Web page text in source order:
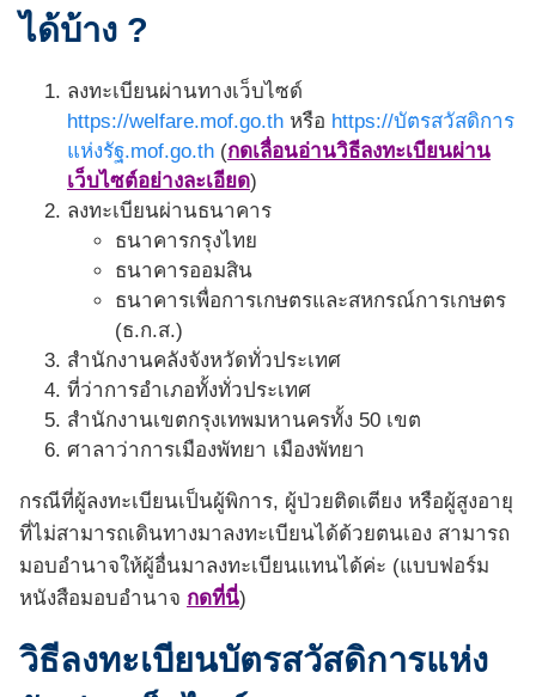
ได้บ้าง ?
ลงทะเบียนผ่านทางเว็บไซด์
https://welfare.mof.go.th หรือ https://บัตรสวัสดิการ
แห่งรัฐ.mof.go.th (กดเลื่อนอ่านวิธีลงทะเบียนผ่าน
เว็บไซต์อย่างละเอียด)
ลงทะเบียนผ่านธนาคาร
ธนาคารกรุงไทย
ธนาคารออมสิน
ธนาคารเพื่อการเกษตรและสหกรณ์การเกษตร
(ธ.ก.ส.)
สำนักงานคลังจังหวัดทั่วประเทศ
ที่ว่าการอำเภอทั้งทั่วประเทศ
สำนักงานเขตกรุงเทพมหานครทั้ง 50 เขต
ศาลาว่าการเมืองพัทยา เมืองพัทยา
กรณีที่ผู้ลงทะเบียนเป็นผู้พิการ, ผู้ป่วยติดเตียง หรือผู้สูงอายุ
ที่ไม่สามารถเดินทางมาลงทะเบียนได้ด้วยตนเอง สามารถ
มอบอำนาจให้ผู้อื่นมาลงทะเบียนแทนได้ค่ะ (แบบฟอร์ม
หนังสือมอบอำนาจ กดที่นี่)
วิธีลงทะเบียนบัตรสวัสดิการแห่ง